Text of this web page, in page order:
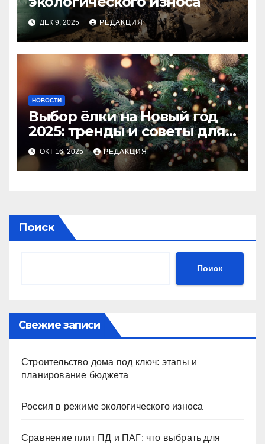
ДЕК 9, 2025 РЕДАКЦИЯ
НОВОСТИ
Выбор ёлки на Новый год
2025: тренды и советы для
идеального праздника
ОКТ 16, 2025 РЕДАКЦИЯ
Поиск
Поиск
Свежие записи
Строительство дома под ключ: этапы и
планирование бюджета
Россия в режиме экологического износа
Сравнение плит ПД и ПАГ: что выбрать для